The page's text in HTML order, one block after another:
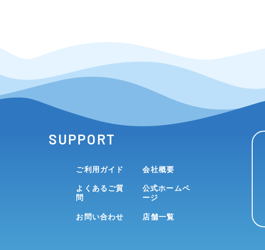
SUPPORT
ご利用ガイド
よくあるご質
問
お問い合わせ
会社概要
公式ホームペ
ージ
店舗一覧